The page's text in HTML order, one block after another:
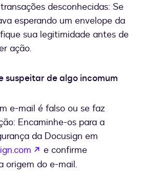
desconhecidas: Se
esperando um envelope da
sua legitimidade antes de
ação.
suspeitar de algo incomum
e-mail é falso ou se faz
Encaminhe-os para a
da Docusign em
se abre en una nueva
e confirme
origem do e-mail.